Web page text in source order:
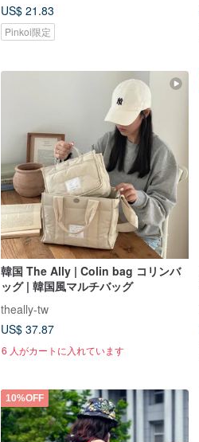
US$ 21.83
Pinkoi限定
韓国 The Ally | Colin bag コリンバ
ッグ | 韓国風マルチバッグ
theally-tw
US$ 37.87
6 人がカートに入れています
10%OFF